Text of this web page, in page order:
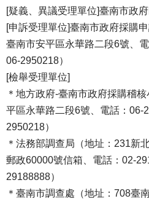
[疑義、異議受理單位]臺南市政
[申訴受理單位]臺南市政府採購
臺南市安平區永華路二段6號、
06-2950218）
[檢舉受理單位]
＊地方政府-臺南市政府採購稽
平區永華路二段6號、電話：06-
2950218）
＊法務部調查局（地址：231新
郵政60000號信箱、電話：02-
29188888）
＊臺南市調查處（地址：708臺